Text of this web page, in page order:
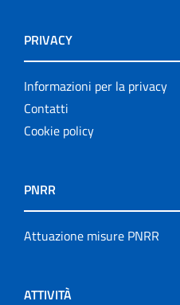
PRIVACY
Informazioni per la privacy
Contatti
Cookie policy
PNRR
Attuazione misure PNRR
ATTIVITÀ